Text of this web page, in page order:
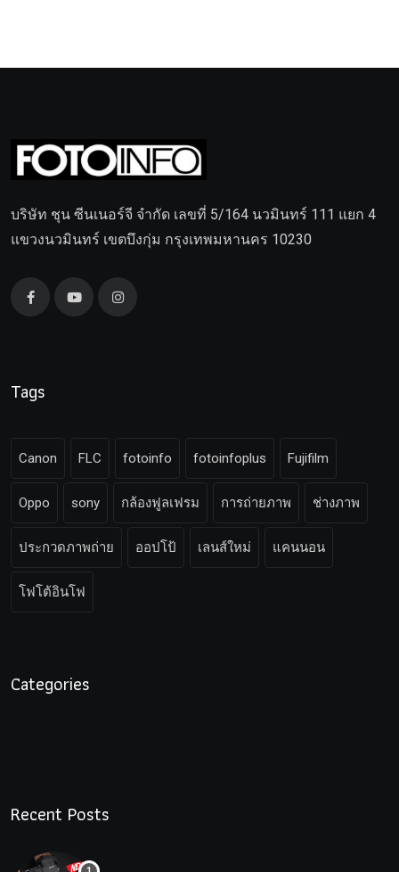
บริษัท ชุน ซีนเนอร์จี จำกัด เลขที่ 5/164 นวมินทร์ 111 แยก 4
แขวงนวมินทร์ เขตบึงกุ่ม กรุงเทพมหานคร 10230
Tags
Canon FLC fotoinfo fotoinfoplus Fujifilm
Oppo sony กล้องฟูลเฟรม การถ่ายภาพ ช่างภาพ
ประกวดภาพถ่าย ออปโป้ เลนส์ใหม่ แคนนอน
โฟโต้อินโฟ
Categories
Recent Posts